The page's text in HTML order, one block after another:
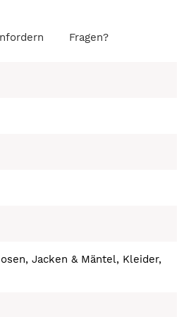
Fragen?
Jacken & Mäntel, Kleider,